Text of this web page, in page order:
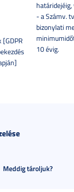
határidejéig,
- a Számv.
bizonylati
10 évig.
[GDPR
Meddig tároljuk?